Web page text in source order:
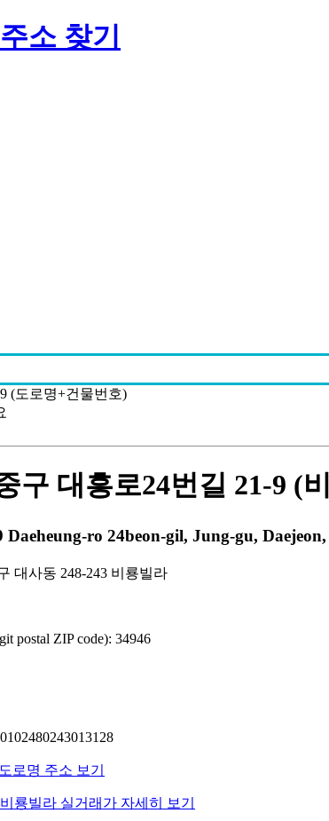
소 찾기
(도로명+건물번호)
구 대흥로24번길 21-9 (
ro 24beon-gil, Jung-gu,
대사동 248-243 비룡빌라
postal ZIP code): 34946
로명 주소 보기
룡빌라 실거래가 자세히 보기